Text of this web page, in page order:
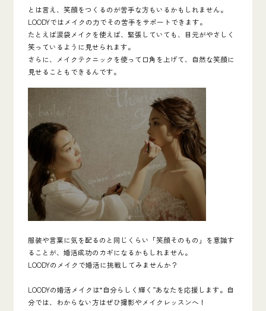
とは言え、笑顔をつくるのが苦手な方もいるかもしれません。
LOODYではメイクの力でその苦手をサポートできます。
たとえば涙袋メイクを使えば、緊張していても、目元がやさしく
笑っているように見せられます。
さらに、メイクテクニックを使って口角を上げて、自然な笑顔に
見せることもできるんです。
服装や言葉に気を配るのと同じくらい「笑顔そのもの」を意識す
ることが、婚活成功のカギになるかもしれません。
LOODYのメイクで婚活に挑戦してみませんか？
LOODYの婚活メイクは“自分らしく輝く”あなたを応援します。 自
分では、わからない方はぜひ撮影やメイクレッスンへ！